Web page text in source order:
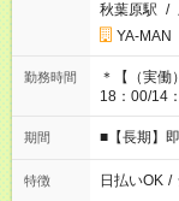
秋葉原駅 /
YA-MAN
勤務時間
＊【（実
18：00/14
期間 ■【長期】
特徴 日払いOK /